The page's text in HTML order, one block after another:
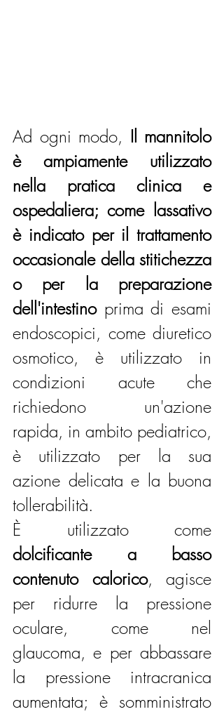
Ad ogni modo, Il mannitolo
è ampiamente utilizzato
nella pratica clinica e
ospedaliera; come lassativo
è indicato per il trattamento
occasionale della stitichezza
o per la preparazione
dell'intestino prima di esami
endoscopici, come diuretico
osmotico, è utilizzato in
condizioni acute che
richiedono un'azione
rapida, in ambito pediatrico,
è utilizzato per la sua
azione delicata e la buona
tollerabilità.
dolcificante a basso
contenuto calorico, agisce
per ridurre la pressione
oculare, come nel
glaucoma, e per abbassare
la pressione intracranica
aumentata; è somministrato